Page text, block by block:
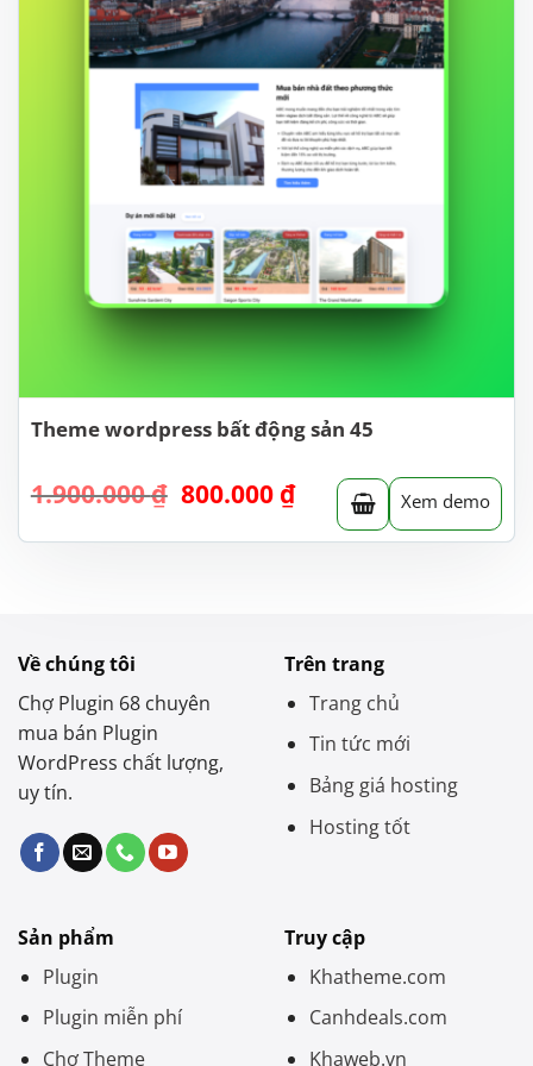
Theme wordpress bất động sản 45
1.900.000₫ Giá
là:
800.000 ₫Giá
hiện
tại
Xem demo
Về chúng tôi
Chợ Plugin 68 chuyên
mua bán Plugin
WordPress chất lượng,
uy tín.
Trên trang
Trang chủ
Tin tức mới
Bảng giá hosting
Hosting tốt
Sản phẩm
Plugin
Plugin miễn phí
Chợ Theme
Truy cập
Khatheme.com
Canhdeals.com
Khaweb.vn